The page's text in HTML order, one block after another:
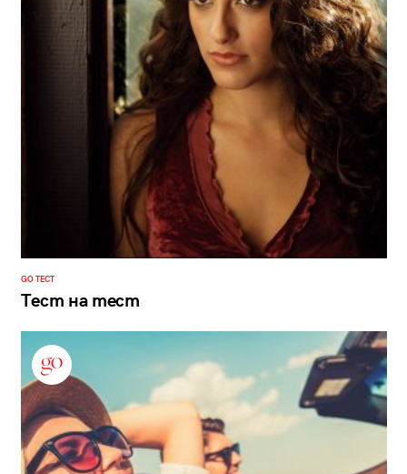
GO ТЕСТ
Тест на тест